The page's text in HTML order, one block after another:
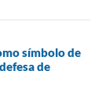
símbolo de
de